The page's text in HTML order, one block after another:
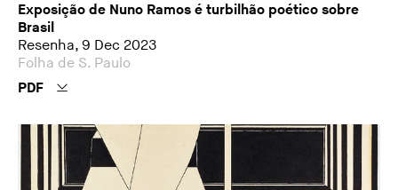
Exposição de Nuno Ramos é turbilhão poético sobre
Brasil
Resenha, 9 Dec 2023
Folha de S. Paulo
PDF